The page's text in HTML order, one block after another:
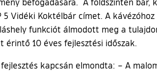
5 Vidéki Koktélbár címet. A
funkciót álmodott meg a
érintő 10 éves fejlesztési időszak.
fejlesztés kapcsán elmondta: – A